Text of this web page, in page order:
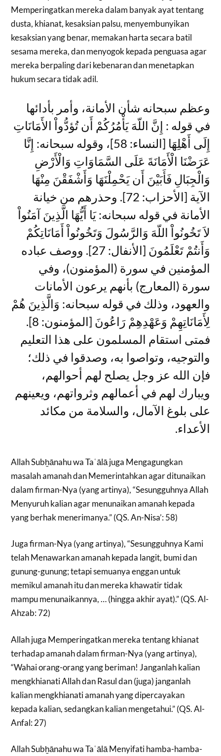
Memperingatkan mereka dalam banyak ayat tentang
dusta, khianat, kesaksian palsu, menyembunyikan
kesaksian yang benar, memakan harta secara batil
sesama mereka, dan menyogok kepada penguasa agar
mereka berpaling dari kebenaran dan menetapkan
hukum secara tidak adil.
وعظم سبحانه شأن الأمانة، وأمر بأدائها
في قوله : إِنَّ اللّهَ يَأْمُرُكُمْ أَن تُؤدُّواْ الأَمَانَاتِ
إِلَى أَهْلِهَا [النساء: 58]، وقوله سبحانه: إِنَّا
عَرَضْنَا الْأَمَانَةَ عَلَى السَّمَاوَاتِ وَالْأَرْضِ
وَالْجِبَالِ فَأَبَيْنَ أَن يَحْمِلْنَهَا وَأَشْفَقْنَ مِنْهَا
الآية [الأحزاب: 72]. وحذرهم من خيانة
الأمانة في قوله سبحانه: يَا أَيُّهَا الَّذِينَ آمَنُواْ
لاَ تَخُونُواْ اللّهَ وَالرَّسُولَ وَتَخُونُواْ أَمَانَاتِكُمْ
وَأَنتُمْ تَعْلَمُونَ [الأنفال: 27]. ووصف عباده
المؤمنين في سورة (المؤمنون)، وفي
سورة (المعارج) بأنهم يرعون الأمانات
والعهود، وذلك في قوله سبحانه: وَالَّذِينَ هُمْ
لِأَمَانَاتِهِمْ وَعَهْدِهِمْ رَاعُونَ [المؤمنون: 8].
فمتى استقام المسلمون على هذا التعليم
والتوجيه، وتواصوا به، وصدقوا في ذلك؛
فإن الله عز وجل يصلح لهم أحوالهم،
ويبارك لهم في أعمالهم وثرواتهم، ويعينهم
على بلوغ الآمال، والسلامة من مكائد
الأعداء.
Allah Subẖānahu wa Taʿālā juga Mengagungkan
masalah amanah dan Memerintahkan agar ditunaikan
dalam firman-Nya (yang artinya), “Sesungguhnya Allah
Menyuruh kalian agar menunaikan amanah kepada
yang berhak menerimanya.” (QS. An-Nisa’: 58)
Juga firman-Nya (yang artinya), “Sesungguhnya Kami
telah Menawarkan amanah kepada langit, bumi dan
gunung-gunung; tetapi semuanya enggan untuk
memikul amanah itu dan mereka khawatir tidak
mampu menunaikannya, … (hingga akhir ayat).” (QS. Al-
Ahzab: 72)
Allah juga Memperingatkan mereka tentang khianat
terhadap amanah dalam firman-Nya (yang artinya),
“Wahai orang-orang yang beriman! Janganlah kalian
mengkhianati Allah dan Rasul dan (juga) janganlah
kalian mengkhianati amanah yang dipercayakan
kepada kalian, sedangkan kalian mengetahui.” (QS. Al-
Anfal: 27)
Allah Subẖānahu wa Taʿālā Menyifati hamba-hamba-